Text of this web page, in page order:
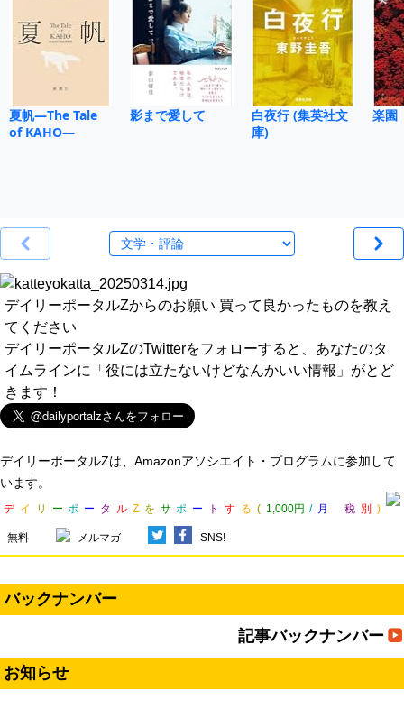
夏帆―The Tale
of KAHO―
影まで愛して
白夜行 (集英社文
庫)
楽園
デイリーポータルZからのお願い 買って良かったものを教え
てください
デイリーポータルZのTwitterをフォローすると、あなたのタ
イムラインに「役には立たないけどなんかいい情報」がとど
きます！
デイリーポータルZは、Amazonアソシエイト・プログラムに参加して
います。
デ イ リ ー ポ ー タ ル Z を サ ポ ー ト す る ( 1,000円 / 月 税 別 )
無料 メルマガ SNS!
バックナンバー
記事バックナンバー
お知らせ